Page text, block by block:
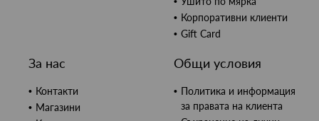
Корпоративни клиенти
Gift Card
За нас
Контакти
Магазини
Общи условия
Политика и информация
за правата на клиента